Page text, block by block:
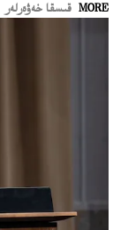
MORE قىسقا خەۋەرلەر